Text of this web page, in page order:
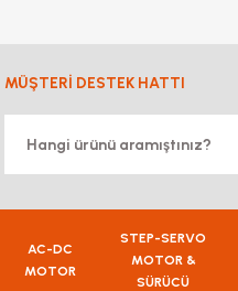
MÜŞTERİ DESTEK HATTI
AC-DC
MOTOR
STEP-SERVO
MOTOR &
SÜRÜCÜ